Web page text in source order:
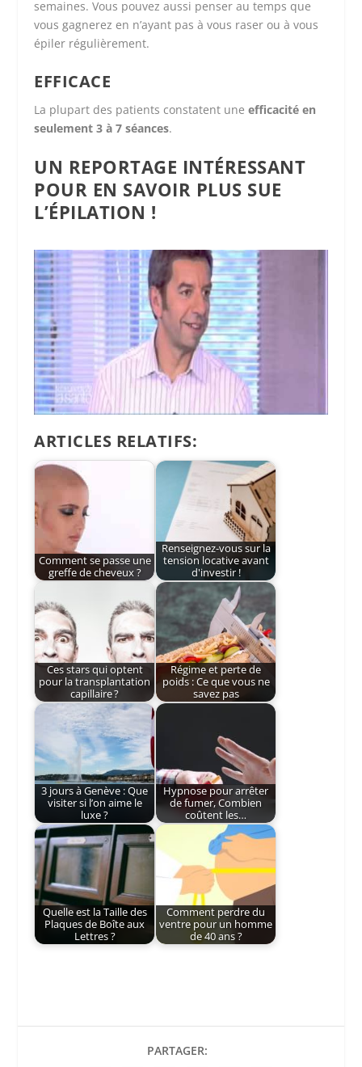
semaines. Vous pouvez aussi penser au temps que
vous gagnerez en n’ayant pas à vous raser ou à vous
épiler régulièrement.
EFFICACE
La plupart des patients constatent uneefficacité en
seulement 3 à 7 séances.
UN REPORTAGE INTÉRESSANT
POUR EN SAVOIR PLUS SUE
L’ÉPILATION !
ARTICLES RELATIFS:
Comment se passe une
greffe de cheveux ?
Renseignez-vous sur la
tension locative avant
d'investir !
Ces stars qui optent
pour la transplantation
capillaire ?
Régime et perte de
poids : Ce que vous ne
savez pas
3 jours à Genève : Que
visiter si l’on aime le
luxe ?
Hypnose pour arrêter
de fumer, Combien
coûtent les…
Quelle est la Taille des
Plaques de Boîte aux
Lettres ?
Comment perdre du
ventre pour un homme
de 40 ans ?
PARTAGER: